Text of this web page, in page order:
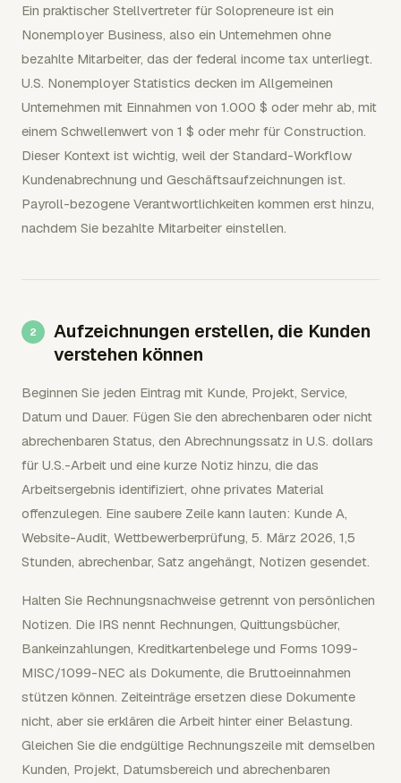
Ein praktischer Stellvertreter für Solopreneure ist ein
Nonemployer Business, also ein Unternehmen ohne
bezahlte Mitarbeiter, das der federal income tax unterliegt.
U.S. Nonemployer Statistics decken im Allgemeinen
Unternehmen mit Einnahmen von 1.000 $ oder mehr ab, mit
einem Schwellenwert von 1 $ oder mehr für Construction.
Dieser Kontext ist wichtig, weil der Standard-Workflow
Kundenabrechnung und Geschäftsaufzeichnungen ist.
Payroll-bezogene Verantwortlichkeiten kommen erst hinzu,
nachdem Sie bezahlte Mitarbeiter einstellen.
Aufzeichnungen erstellen, die Kunden
verstehen können
Beginnen Sie jeden Eintrag mit Kunde, Projekt, Service,
Datum und Dauer. Fügen Sie den abrechenbaren oder nicht
abrechenbaren Status, den Abrechnungssatz in U.S. dollars
für U.S.-Arbeit und eine kurze Notiz hinzu, die das
Arbeitsergebnis identifiziert, ohne privates Material
offenzulegen. Eine saubere Zeile kann lauten: Kunde A,
Website-Audit, Wettbewerberprüfung, 5. März 2026, 1,5
Stunden, abrechenbar, Satz angehängt, Notizen gesendet.
Halten Sie Rechnungsnachweise getrennt von persönlichen
Notizen. Die IRS nennt Rechnungen, Quittungsbücher,
Bankeinzahlungen, Kreditkartenbelege und Forms 1099-
MISC/1099-NEC als Dokumente, die Bruttoeinnahmen
stützen können. Zeiteinträge ersetzen diese Dokumente
nicht, aber sie erklären die Arbeit hinter einer Belastung.
Gleichen Sie die endgültige Rechnungszeile mit demselben
Kunden, Projekt, Datumsbereich und abrechenbaren